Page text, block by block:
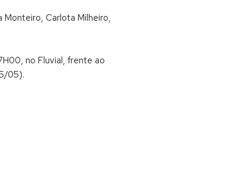
Monteiro, Carlota Milheiro,
no Fluvial, frente ao
05).